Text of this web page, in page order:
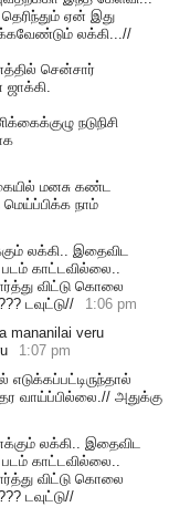
ஏன் இது
லக்கி...//
சென்சார்
ஜாக்கி.
நடுநிசி
மனசு கண்ட
நாம்
லக்கி.. இதைவிட
காட்டவில்லை..
விட்டு கொலை
டவுட்டு//
1:06 pm
mananilai veru
1:07 pm
எடுக்கப்பட்டிருந்தால்
வாய்ப்பில்லை.// அதுக்கு
லக்கி.. இதைவிட
காட்டவில்லை..
விட்டு கொலை
டவுட்டு//